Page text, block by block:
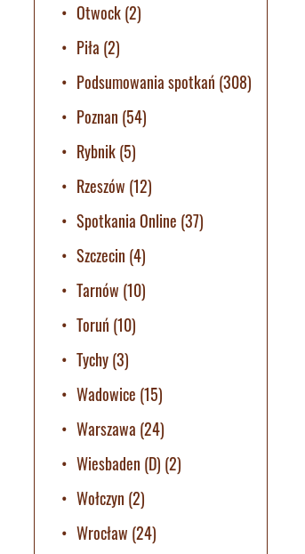
Otwock(2)
Piła (2)
Podsumowania spotkań (308)
Poznan (54)
Rybnik(5)
Rzeszów (12)
Spotkania Online (37)
Szczecin (4)
Tarnów (10)
Toruń (10)
Tychy(3)
Wadowice (15)
Warszawa (24)
Wiesbaden (D) (2)
Wołczyn (2)
Wrocław (24)